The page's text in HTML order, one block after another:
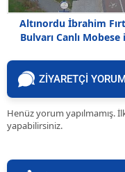
Altınordu İbrahim
Bulvarı Canlı Mobese
ZİYARETÇİ
Henüz yorum yapılmamış.
yapabilirsiniz.